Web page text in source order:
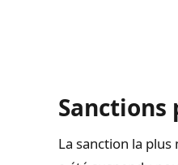
Sanctions
La sanction la